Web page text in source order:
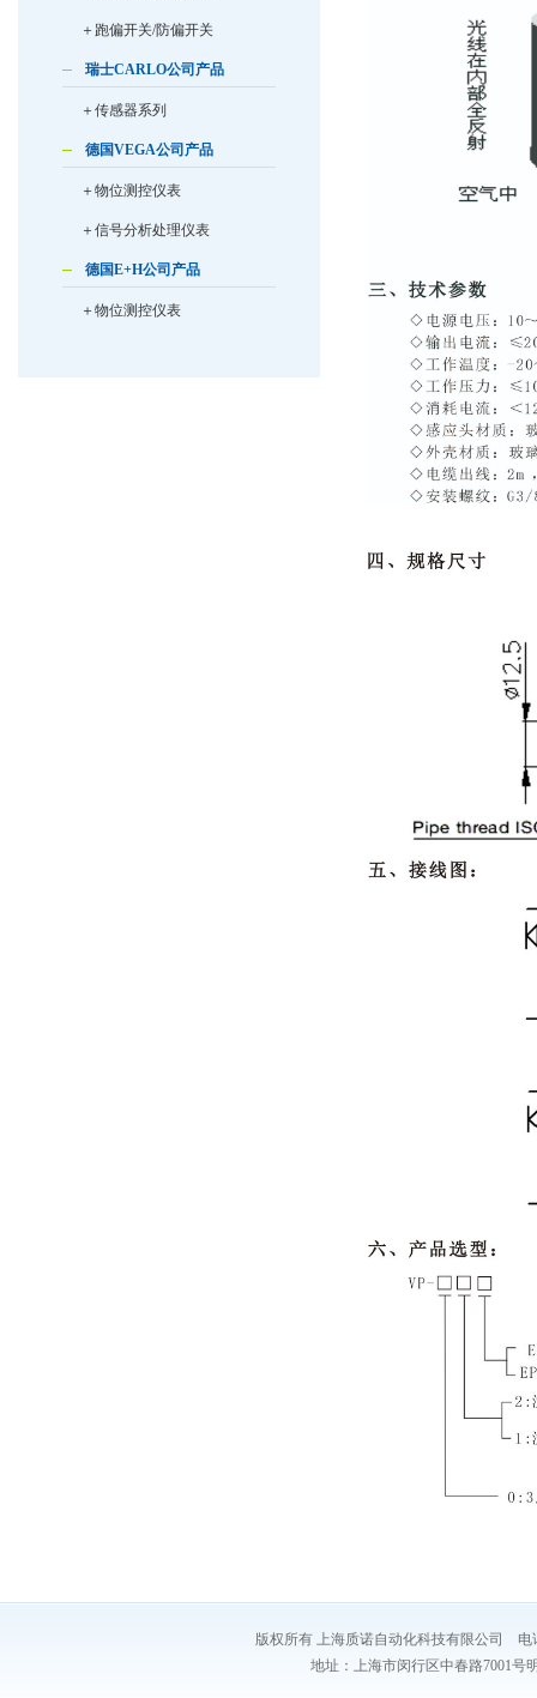
＋跑偏开关/防偏开关
瑞士CARLO公司产品
＋传感器系列
德国VEGA公司产品
＋物位测控仪表
＋信号分析处理仪表
德国E+H公司产品
＋物位测控仪表
版权所有 上海质诺自动化科技有限公司 电
地址：上海市闵行区中春路7001